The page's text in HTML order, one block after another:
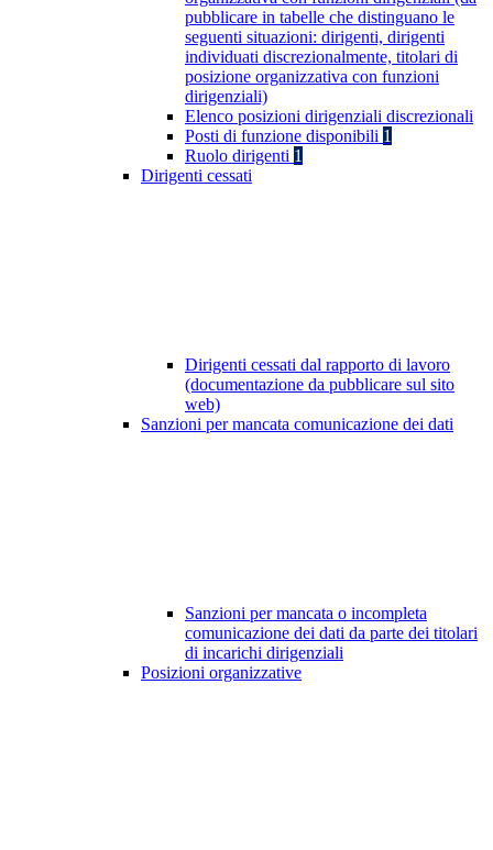
pubblicare in tabelle che distinguano le
seguenti situazioni: dirigenti, dirigenti
individuati discrezionalmente, titolari di
posizione organizzativa con funzioni
dirigenziali)
Elenco posizioni dirigenziali discrezionali
Posti di funzione disponibili 1
Ruolo dirigenti 1
Dirigenti cessati
Dirigenti cessati dal rapporto di lavoro
(documentazione da pubblicare sul sito
web)
Sanzioni per mancata comunicazione dei dati
Sanzioni per mancata o incompleta
comunicazione dei dati da parte dei titolari
di incarichi dirigenziali
Posizioni organizzative